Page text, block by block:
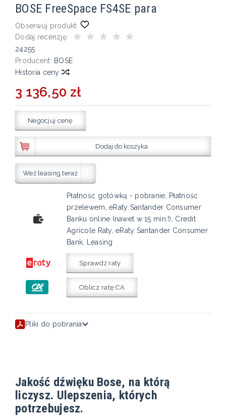
BOSE FreeSpace FS4SE para
Obserwuj produkt:
Dodaj recenzję:
24255
Producent: BOSE
Historia ceny
3 136,50 zł
Negocjuj cenę
Dodaj do koszyka
Weź leasing teraz
Płatność gotówką - pobranie, Płatność
przelewem, eRaty Santander Consumer
Banku online (nawet w 15 min.!), Credit
Agricole Raty, eRaty Santander Consumer
Bank, Leasing
Sprawdź raty
Oblicz ratę CA
Pliki do pobrania
Jakość dźwięku Bose, na którą
liczysz. Ulepszenia, których
potrzebujesz.